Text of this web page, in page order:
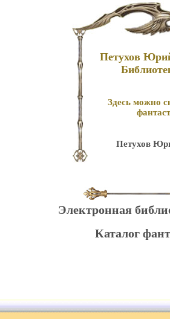
Петухов
Здесь можно
Петухов
Электронная
Каталог